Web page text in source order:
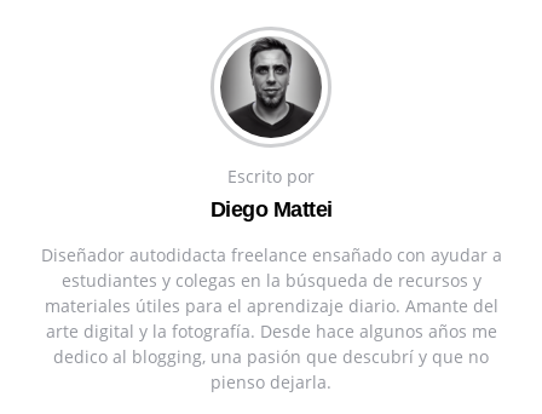
Escrito por
Diego Mattei
Diseñador autodidacta freelance ensañado con ayudar a
estudiantes y colegas en la búsqueda de recursos y
materiales útiles para el aprendizaje diario. Amante del
arte digital y la fotografía. Desde hace algunos años me
dedico al blogging, una pasión que descubrí y que no
pienso dejarla.